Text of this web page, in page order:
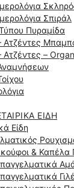
Σπιράλ
Πυραμίδα
Ατζέντες
Ατζέντες –
ΕΊΔΗ
Είδη
& Καπέλα